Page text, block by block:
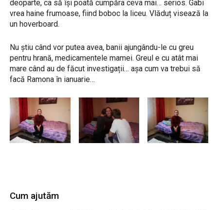
deoparte, ca să își poată cumpăra ceva mai… serios. Gabi
vrea haine frumoase, fiind boboc la liceu. Vlăduț visează la
un hoverboard.
Nu știu când vor putea avea, banii ajungându-le cu greu
pentru hrană, medicamentele mamei. Greul e cu atât mai
mare când au de făcut investigații… așa cum va trebui să
facă Ramona în ianuarie…
Cum ajutăm